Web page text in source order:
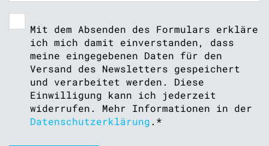
Mit dem Absenden des Formulars erkläre
ich mich damit einverstanden, dass
meine eingegebenen Daten für den
Versand des Newsletters gespeichert
und verarbeitet werden. Diese
Einwilligung kann ich jederzeit
widerrufen. Mehr Informationen in der
Datenschutzerklärung . *